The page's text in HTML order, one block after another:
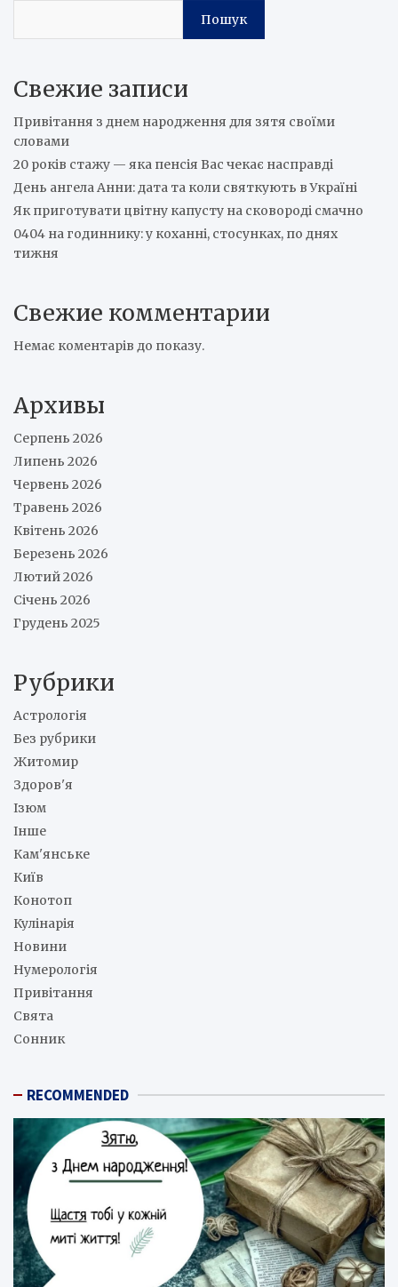
Пошук
Свежие записи
Привітання з днем народження для зятя своїми
словами
20 років стажу — яка пенсія Вас чекає насправді
День ангела Анни: дата та коли святкують в Україні
Як приготувати цвітну капусту на сковороді смачно
0404 на годиннику: у коханні, стосунках, по днях
тижня
Свежие комментарии
Немає коментарів до показу.
Архивы
Серпень 2026
Липень 2026
Червень 2026
Травень 2026
Квітень 2026
Березень 2026
Лютий 2026
Січень 2026
Грудень 2025
Рубрики
Астрологія
Без рубрики
Житомир
Здоров'я
Ізюм
Інше
Кам'янське
Київ
Конотоп
Кулінарія
Новини
Нумерологія
Привітання
Свята
Сонник
RECOMMENDED